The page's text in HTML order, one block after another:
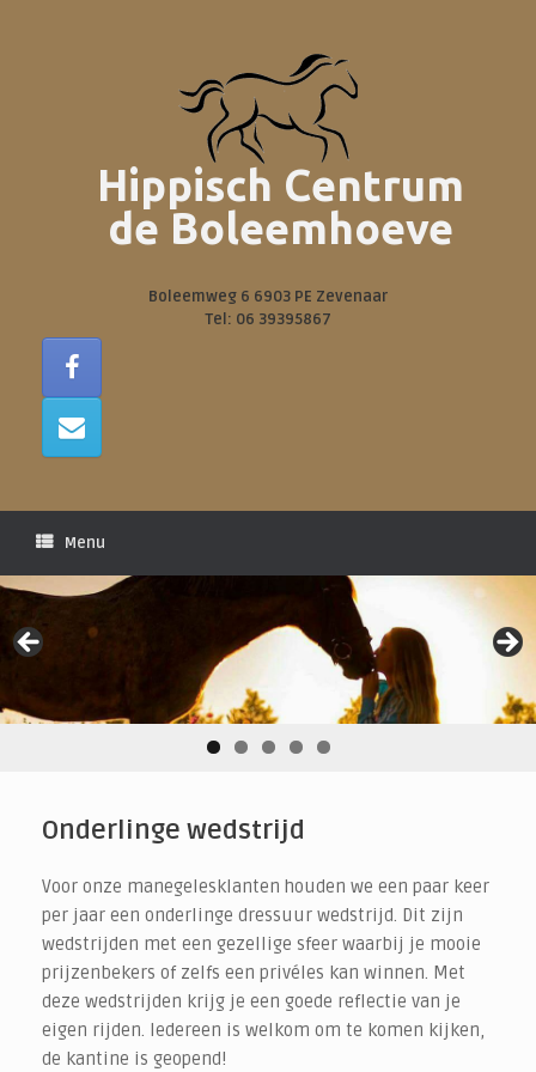
Hippisch Centrum
de Boleemhoeve
Boleemweg 6 6903 PE Zevenaar
Tel: 06 39395867
Menu
Onderlinge wedstrijd
Voor onze manegelesklanten houden we een paar keer
per jaar een onderlinge dressuur wedstrijd. Dit zijn
wedstrijden met een gezellige sfeer waarbij je mooie
prijzenbekers of zelfs een privéles kan winnen. Met
deze wedstrijden krijg je een goede reflectie van je
eigen rijden. Iedereen is welkom om te komen kijken,
de kantine is geopend!